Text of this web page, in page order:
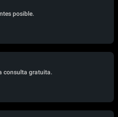
posible.
consulta gratuita.